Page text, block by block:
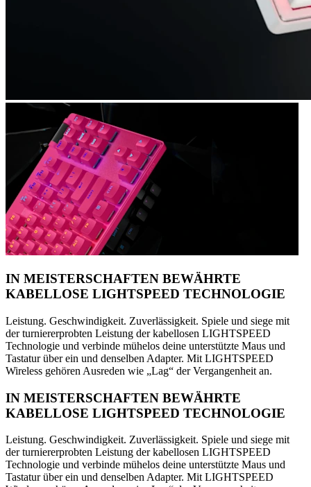
IN MEISTERSCHAFTEN BEWÄHRTE
KABELLOSE LIGHTSPEED TECHNOLOGIE
Leistung. Geschwindigkeit. Zuverlässigkeit. Spiele und siege mit
der turniererprobten Leistung der kabellosen LIGHTSPEED
Technologie und verbinde mühelos deine unterstützte Maus und
Tastatur über ein und denselben Adapter. Mit LIGHTSPEED
Wireless gehören Ausreden wie „Lag“ der Vergangenheit an.
IN MEISTERSCHAFTEN BEWÄHRTE
KABELLOSE LIGHTSPEED TECHNOLOGIE
Leistung. Geschwindigkeit. Zuverlässigkeit. Spiele und siege mit
der turniererprobten Leistung der kabellosen LIGHTSPEED
Technologie und verbinde mühelos deine unterstützte Maus und
Tastatur über ein und denselben Adapter. Mit LIGHTSPEED